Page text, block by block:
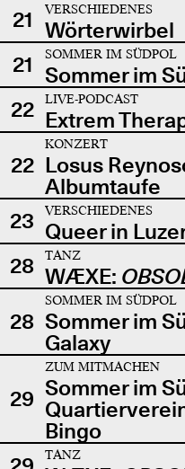
21
VERSCHIEDENES
Wörterwirbel
21
SOMMER IM SÜDPOL
Sommer im
22
LIVE-PODCAST
Extrem
22
KONZERT
Losus
Albumtaufe
23
VERSCHIEDENES
Queer in
28
TANZ
WÆXE:
28
SOMMER IM SÜDPOL
Sommer im
Galaxy
29
ZUM MITMACHEN
Sommer im
Bingo
TANZ